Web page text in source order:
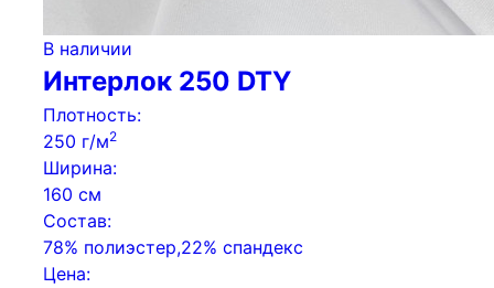
В наличии
Интерлок 250 DTY
Плотность:
250 г/м2
Ширина:
160 см
Состав:
78% полиэстер,22% спандекс
Цена: